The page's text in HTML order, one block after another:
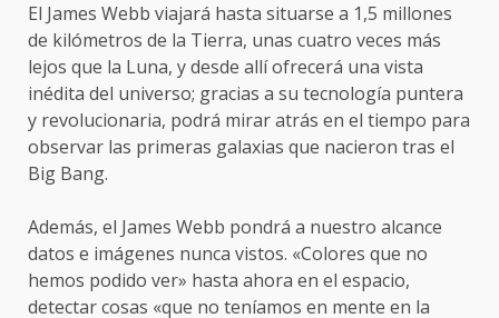
El James Webb viajará hasta situarse a 1,5 millones
de kilómetros de la Tierra, unas cuatro veces más
lejos que la Luna, y desde allí ofrecerá una vista
inédita del universo; gracias a su tecnología puntera
y revolucionaria, podrá mirar atrás en el tiempo para
observar las primeras galaxias que nacieron tras el
Big Bang.
Además, el James Webb pondrá a nuestro alcance
datos e imágenes nunca vistos. «Colores que no
hemos podido ver» hasta ahora en el espacio,
detectar cosas «que no teníamos en mente en la